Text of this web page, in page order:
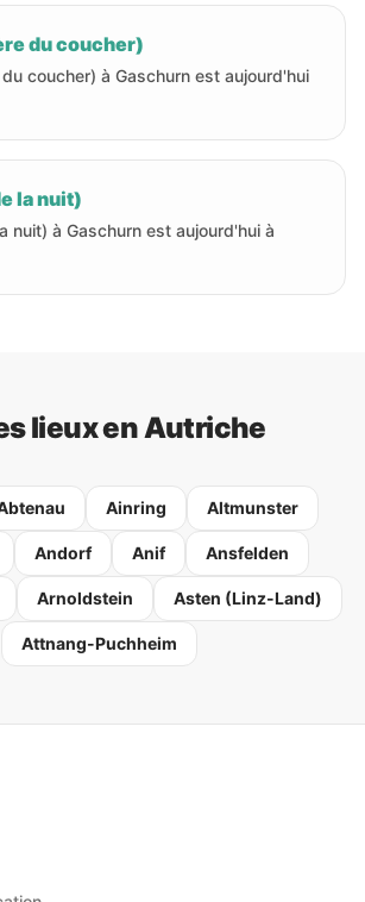
du coucher)
coucher) à Gaschurn est aujourd'hui
la nuit)
nuit) à Gaschurn est aujourd'hui à
lieux en Autriche
Ainring Altmunster
Andorf Anif Ansfelden
Arnoldstein Asten (Linz-Land)
Attnang-Puchheim